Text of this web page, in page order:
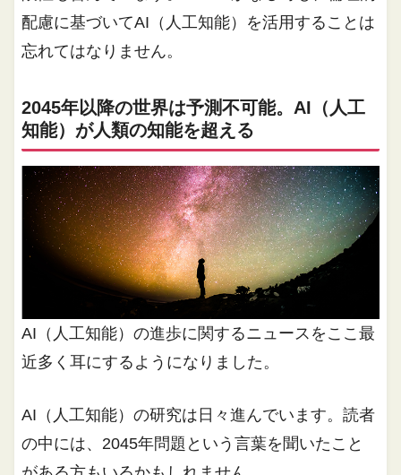
配慮に基づいてAI（人工知能）を活用することは
忘れてはなりません。
2045年以降の世界は予測不可能。AI（人工
知能）が人類の知能を超える
AI（人工知能）の進歩に関するニュースをここ最
近多く耳にするようになりました。
AI（人工知能）の研究は日々進んでいます。読者
の中には、2045年問題という言葉を聞いたこと